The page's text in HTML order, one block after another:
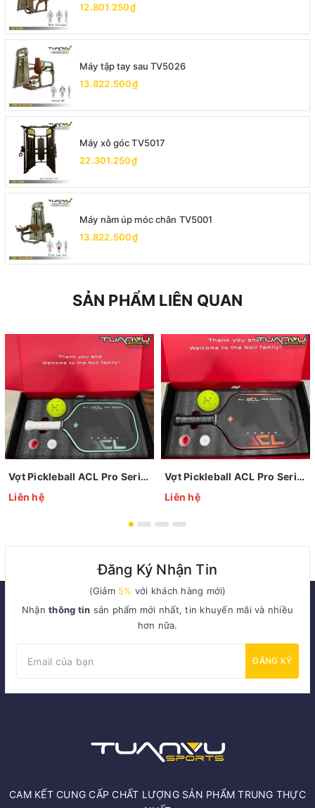
12.801.250₫
Máy tập tay sau TV5026
13.822.500₫
Máy xô góc TV5017
22.301.250₫
Máy nằm úp móc chân TV5001
13.822.500₫
SẢN PHẨM LIÊN QUAN
Vợt Pickleball ACL Pro Series Foam
Liên hệ
Vợt Pickleball ACL Pro Series Gen 4
Liên hệ
Đăng Ký Nhận Tin
(Giảm 5% với khách hàng mới)
Nhậnthông tin sản phẩm mới nhất, tin khuyến mãi và nhiều
hơn nữa.
ĐĂNG KÝ
CAM KẾT CUNG CẤP CHẤT LƯỢNG SẢN PHẨM TRUNG THỰC